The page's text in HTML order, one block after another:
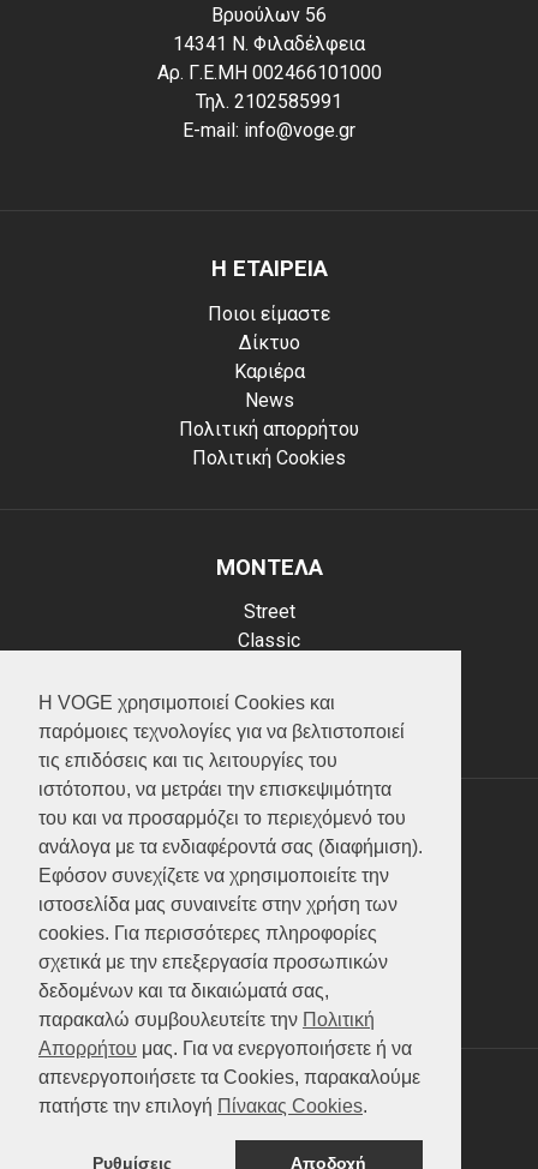
Η VOGE χρησιμοποιεί Cookies και
παρόμοιες τεχνολογίες για να βελτιστοποιεί
τις επιδόσεις και τις λειτουργίες του
ιστότοπου, να μετράει την επισκεψιμότητα
του και να προσαρμόζει το περιεχόμενό του
ανάλογα με τα ενδιαφέροντά σας (διαφήμιση).
Εφόσον συνεχίζετε να χρησιμοποιείτε την
ιστοσελίδα μας συναινείτε στην χρήση των
cookies. Για περισσότερες πληροφορίες
σχετικά με την επεξεργασία προσωπικών
δεδομένων και τα δικαιώματά σας,
παρακαλώ συμβουλευτείτε την Πολιτική
Απορρήτου μας. Για να ενεργοποιήσετε ή να
απενεργοποιήσετε τα Cookies, παρακαλούμε
πατήστε την επιλογή Πίνακας Cookies.
Ρυθμίσεις Αποδοχή
Βρυούλων 56
14341 Ν. Φιλαδέλφεια
Αρ. Γ.Ε.ΜΗ 002466101000
Τηλ. 2102585991
E-mail: info@voge.gr
Η ΕΤΑΙΡΕΙΑ
Ποιοι είμαστε
Δίκτυο
Καριέρα
News
Πολιτική απορρήτου
Πολιτική Cookies
ΜΟΝΤΕΛΑ
Street
Classic
Scooter
ATV (Loncin)
ΥΠΗΡΕΣΙΕΣ
Test ride
Επικοινωνία
Service
Κατάλογος
FAQ
SOCIAL MEDIA